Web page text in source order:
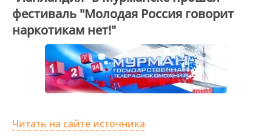
фестиваль "Молодая Россия говорит
наркотикам нет!"
Читать на сайте источника